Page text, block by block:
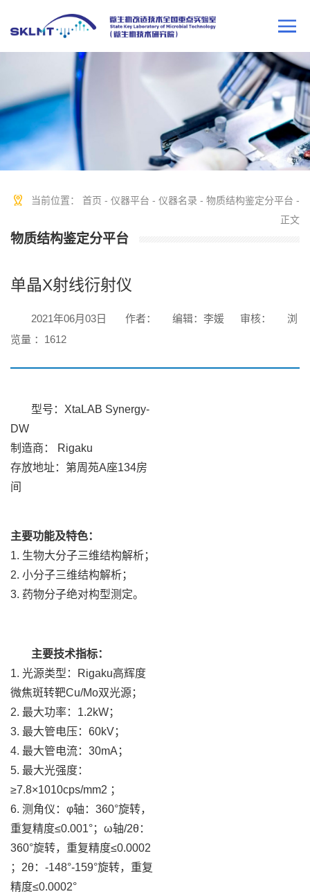
当前位置： 首页 - 仪器平台 - 仪器名录 - 物质结构鉴定分平台 -
正文
物质结构鉴定分平台
单晶X射线衍射仪
2021年06月03日 作者： 编辑：李媛 审核：
浏
览量 ： 1612
型号：XtaLAB Synergy-
DW
制造商： Rigaku
存放地址：第周苑A座134房
间
主要功能及特色：
1. 生物大分子三维结构解析；
2. 小分子三维结构解析；
3. 药物分子绝对构型测定。
主要技术指标：
1. 光源类型：Rigaku高辉度
微焦斑转靶Cu/Mo双光源；
2. 最大功率：1.2kW；
3. 最大管电压：60kV；
4. 最大管电流：30mA；
5. 最大光强度：
≥7.8×1010cps/mm2 ；
6. 测角仪：φ轴：360°旋转，
重复精度≤0.001°；ω轴/2θ：
360°旋转，重复精度≤0.0002
；2θ：-148°-159°旋转，重复
精度≤0.0002°